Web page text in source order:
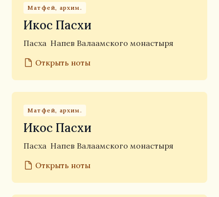
Матфей, архим.
Икос Пасхи
Пасха Напев Валаамского монастыря
Открыть ноты
Матфей, архим.
Икос Пасхи
Пасха Напев Валаамского монастыря
Открыть ноты